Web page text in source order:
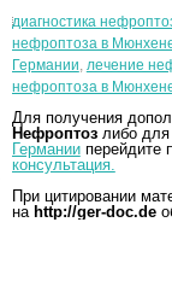
диагностика
нефроптоза в
Германии, лечение
нефроптоза в
Для получения
Нефроптозлибо для
Германииперейдите
консультация.
При цитировании
на http://ger-doc.de